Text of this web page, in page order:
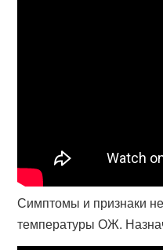
Симптомы и признаки
температуры ОЖ.